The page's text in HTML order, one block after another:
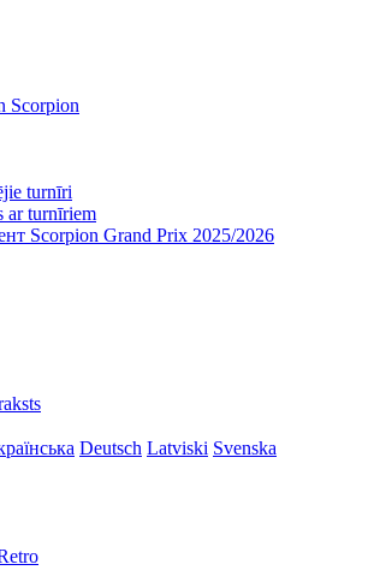
Scorpion
turnīri
ar turnīriem
Scorpion Grand Prix 2025/2026
Deutsch Latviski Svenska